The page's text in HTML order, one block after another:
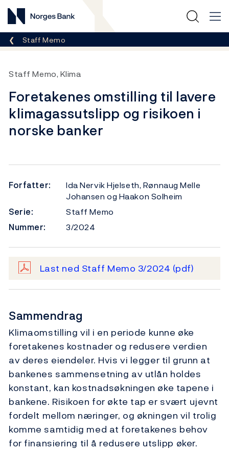
Norges Bank
Her er du nå:
Staff Memo
Staff Memo, Klima
Foretakenes omstilling til lavere
klimagassutslipp og risikoen i
norske banker
Forfatter:
Ida Nervik Hjelseth, Rønnaug Melle
Johansen og Haakon Solheim
Serie:
Staff Memo
Nummer:
3/2024
Last ned Staff Memo 3/2024 (pdf)
Sammendrag
Klimaomstilling vil i en periode kunne øke
foretakenes kostnader og redusere verdien
av deres eiendeler. Hvis vi legger til grunn at
bankenes sammensetning av utlån holdes
konstant, kan kostnadsøkningen øke tapene i
bankene. Risikoen for økte tap er svært ujevnt
fordelt mellom næringer, og økningen vil trolig
komme samtidig med at foretakenes behov
for finansiering til å redusere utslipp øker.